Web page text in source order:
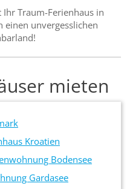
Traum-Ferienhaus in
einen unvergesslichen
mieten
Kroatien
Bodensee
Gardasee